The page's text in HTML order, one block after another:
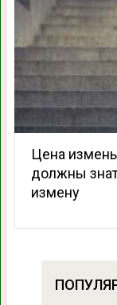
Цена
должны
измену